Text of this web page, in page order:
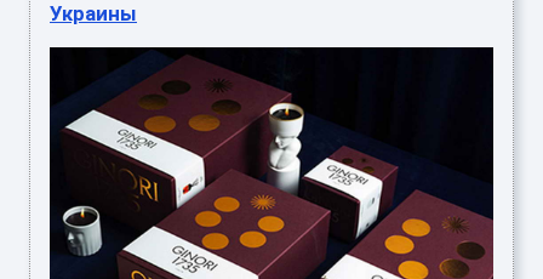
Украины